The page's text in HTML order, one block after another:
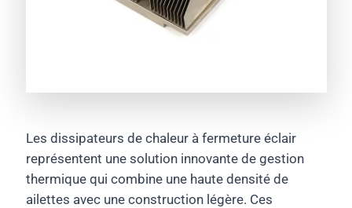
Les dissipateurs de chaleur à fermeture éclair
représentent une solution innovante de gestion
thermique qui combine une haute densité de
ailettes avec une construction légère. Ces